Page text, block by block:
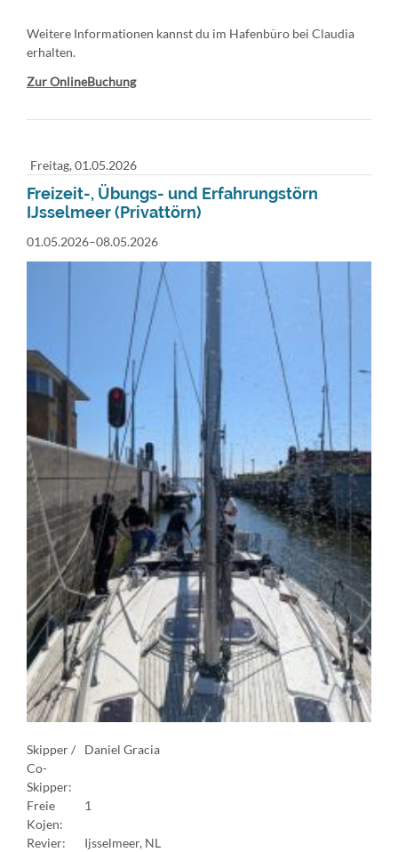
Weitere Informationen kannst du im Hafenbüro bei Claudia
erhalten.
Zur OnlineBuchung
Freitag,01.05.2026
Freizeit-, Übungs- und Erfahrungstörn
IJsselmeer (Privattörn)
01.05.2026–08.05.2026
Skipper /
Co-
Skipper:
Daniel Gracia
Freie
Kojen:
1
Revier:
Ijsselmeer, NL